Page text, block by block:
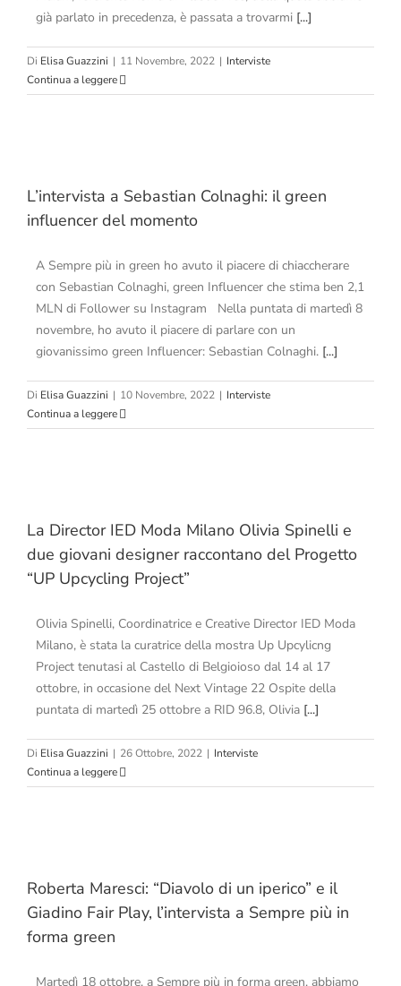
già parlato in precedenza, è passata a trovarmi [...]
Di Elisa Guazzini | 11 Novembre, 2022 | Interviste
Continua a leggere
L’intervista a Sebastian Colnaghi: il green
influencer del momento
A Sempre più in green ho avuto il piacere di chiaccherare
con Sebastian Colnaghi, green Influencer che stima ben 2,1
MLN di Follower su Instagram Nella puntata di martedì 8
novembre, ho avuto il piacere di parlare con un
giovanissimo green Influencer: Sebastian Colnaghi. [...]
Di Elisa Guazzini | 10 Novembre, 2022 | Interviste
Continua a leggere
La Director IED Moda Milano Olivia Spinelli e
due giovani designer raccontano del Progetto
“UP Upcycling Project”
Olivia Spinelli, Coordinatrice e Creative Director IED Moda
Milano, è stata la curatrice della mostra Up Upcylicng
Project tenutasi al Castello di Belgioioso dal 14 al 17
ottobre, in occasione del Next Vintage 22 Ospite della
puntata di martedì 25 ottobre a RID 96.8, Olivia [...]
Di Elisa Guazzini | 26 Ottobre, 2022 | Interviste
Continua a leggere
Roberta Maresci: “Diavolo di un iperico” e il
Giadino Fair Play, l’intervista a Sempre più in
forma green
Martedì 18 ottobre, a Sempre più in forma green, abbiamo